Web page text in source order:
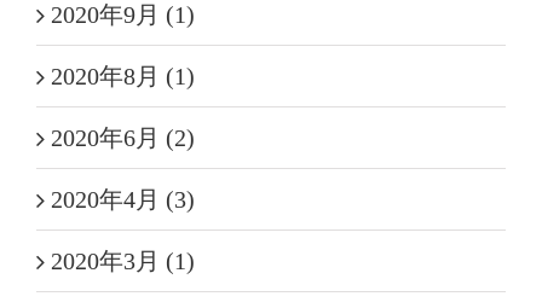
2020年9月 (1)
2020年8月 (1)
2020年6月 (2)
2020年4月 (3)
2020年3月 (1)